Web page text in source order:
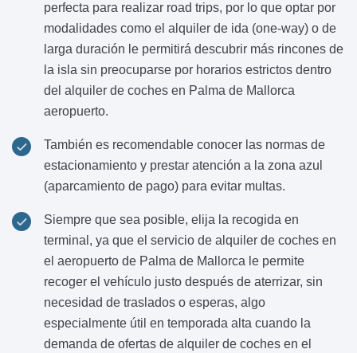
perfecta para realizar road trips, por lo que optar por
modalidades como el alquiler de ida (one-way) o de
larga duración le permitirá descubrir más rincones de
la isla sin preocuparse por horarios estrictos dentro
del alquiler de coches en Palma de Mallorca
aeropuerto.
También es recomendable conocer las normas de
estacionamiento y prestar atención a la zona azul
(aparcamiento de pago) para evitar multas.
Siempre que sea posible, elija la recogida en
terminal, ya que el servicio de alquiler de coches en
el aeropuerto de Palma de Mallorca le permite
recoger el vehículo justo después de aterrizar, sin
necesidad de traslados o esperas, algo
especialmente útil en temporada alta cuando la
demanda de ofertas de alquiler de coches en el